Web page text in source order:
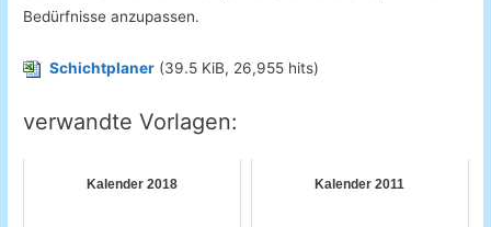
Bedürfnisse anzupassen.
Schichtplaner (39.5 KiB, 26,955 hits)
verwandte Vorlagen:
Kalender 2018 Kalender 2011